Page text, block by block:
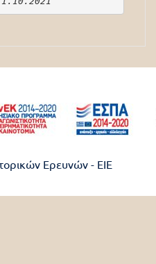
Ερευνών - EIE